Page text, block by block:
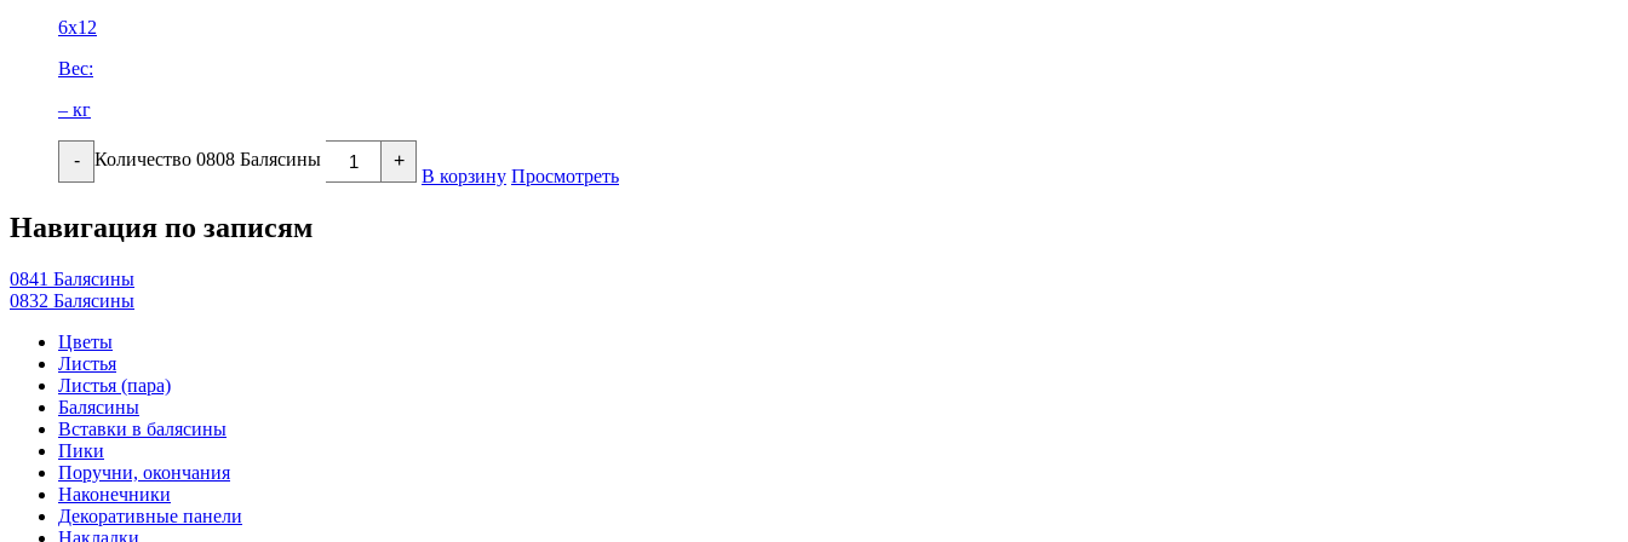
6х12
Вес:
– кг
- Количество 0808 Балясины +
В корзину Просмотреть
Навигация по записям
0841 Балясины
0832 Балясины
Цветы
Листья
Листья (пара)
Балясины
Вставки в балясины
Пики
Поручни, окончания
Наконечники
Декоративные панели
Накладки